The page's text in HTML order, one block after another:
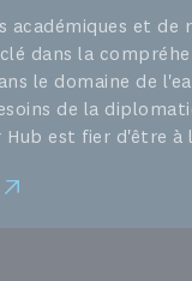
académiques et de
dans la
le domaine de
de la
Hub est fier d'être